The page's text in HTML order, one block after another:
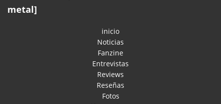
metal]
inicio
Noticias
Fanzine
Entrevistas
Reviews
Reseñas
Fotos